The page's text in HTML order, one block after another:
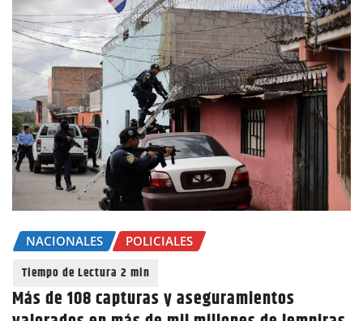
NACIONALES POLICIALES
Más de 108 capturas y aseguramientos